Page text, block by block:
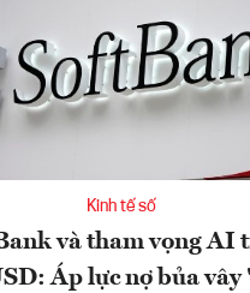
Kinh tế số
và tham vọng AI
Áp lực nợ bủa vây